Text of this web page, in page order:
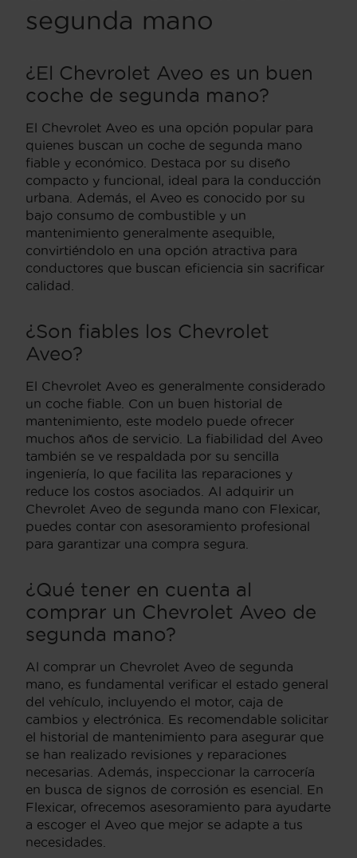
segunda mano
¿El Chevrolet Aveo es un buen
coche de segunda mano?
El Chevrolet Aveo es una opción popular para
quienes buscan un coche de segunda mano
fiable y económico. Destaca por su diseño
compacto y funcional, ideal para la conducción
urbana. Además, el Aveo es conocido por su
bajo consumo de combustible y un
mantenimiento generalmente asequible,
convirtiéndolo en una opción atractiva para
conductores que buscan eficiencia sin sacrificar
calidad.
¿Son fiables los Chevrolet
Aveo?
El Chevrolet Aveo es generalmente considerado
un coche fiable. Con un buen historial de
mantenimiento, este modelo puede ofrecer
muchos años de servicio. La fiabilidad del Aveo
también se ve respaldada por su sencilla
ingeniería, lo que facilita las reparaciones y
reduce los costos asociados. Al adquirir un
Chevrolet Aveo de segunda mano con Flexicar,
puedes contar con asesoramiento profesional
para garantizar una compra segura.
¿Qué tener en cuenta al
comprar un Chevrolet Aveo de
segunda mano?
Al comprar un Chevrolet Aveo de segunda
mano, es fundamental verificar el estado general
del vehículo, incluyendo el motor, caja de
cambios y electrónica. Es recomendable solicitar
el historial de mantenimiento para asegurar que
se han realizado revisiones y reparaciones
necesarias. Además, inspeccionar la carrocería
en busca de signos de corrosión es esencial. En
Flexicar, ofrecemos asesoramiento para ayudarte
a escoger el Aveo que mejor se adapte a tus
necesidades.